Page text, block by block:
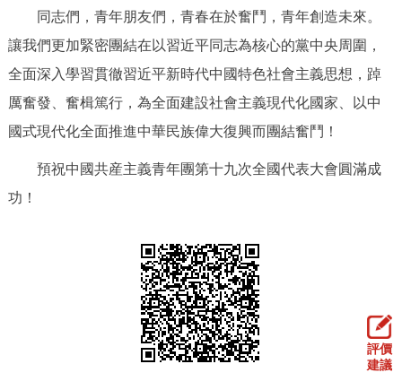
同志們，青年朋友們，青春在於奮鬥，青年創造未來。
讓我們更加緊密團結在以習近平同志為核心的黨中央周圍，
全面深入學習貫徹習近平新時代中國特色社會主義思想，踔
厲奮發、奮楫篤行，為全面建設社會主義現代化國家、以中
國式現代化全面推進中華民族偉大復興而團結奮鬥！
預祝中國共産主義青年團第十九次全國代表大會圓滿成
功！
評價
建議